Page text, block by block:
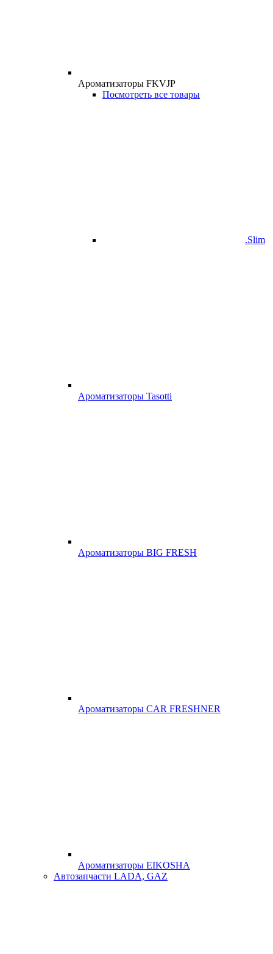
Ароматизаторы FKVJP
Посмотреть все товары
.Slim
Ароматизаторы Tasotti
Ароматизаторы BIG FRESH
Ароматизаторы CAR FRESHNER
Ароматизаторы EIKOSHA
Автозапчасти LADA, GAZ